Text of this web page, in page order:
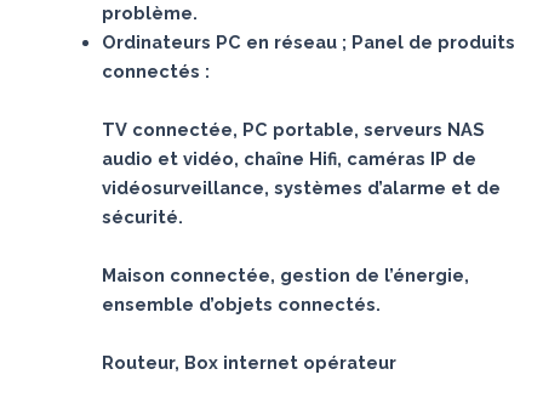
problème.
Ordinateurs PC en réseau ; Panel de produits
connectés :
TV connectée, PC portable, serveurs NAS
audio et vidéo, chaîne Hifi, caméras IP de
vidéosurveillance, systèmes d’alarme et de
sécurité.
Maison connectée, gestion de l’énergie,
ensemble d’objets connectés.
Routeur, Box internet opérateur